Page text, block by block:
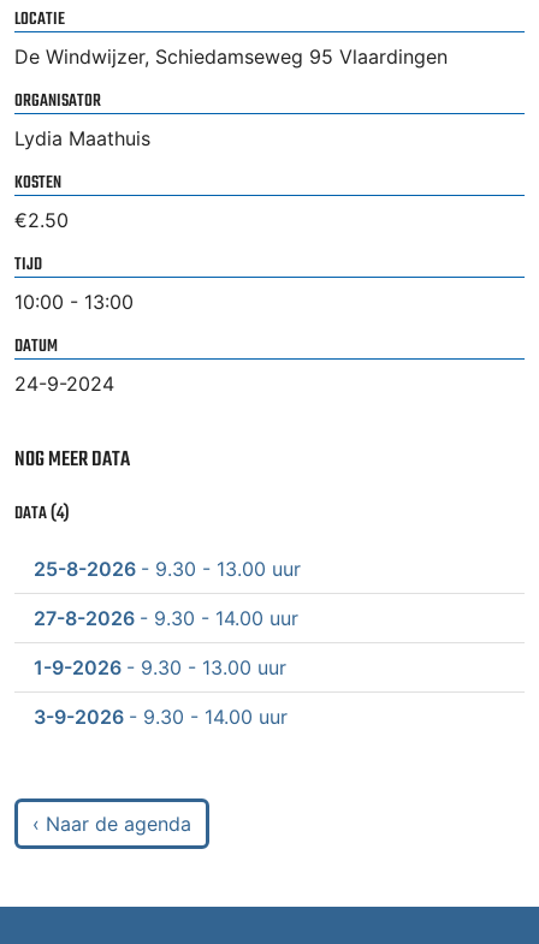
LOCATIE
De Windwijzer, Schiedamseweg 95 Vlaardingen
ORGANISATOR
Lydia Maathuis
KOSTEN
€2.50
TIJD
10:00 - 13:00
DATUM
24-9-2024
NOG MEER DATA
DATA (4)
25-8-2026 - 9.30 - 13.00 uur
27-8-2026 - 9.30 - 14.00 uur
1-9-2026 - 9.30 - 13.00 uur
3-9-2026 - 9.30 - 14.00 uur
‹ Naar de agenda